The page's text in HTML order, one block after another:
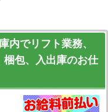
内でリフト業務、
梱包、入出庫のお仕